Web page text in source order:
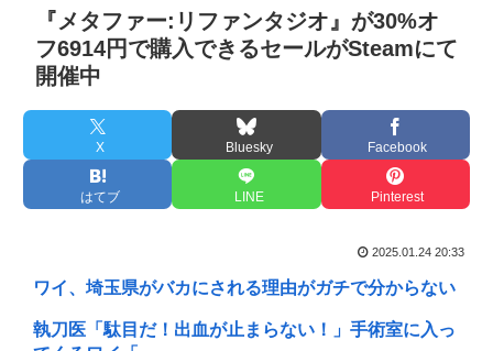
『メタファー:リファンタジオ』が30%オ
フ6914円で購入できるセールがSteamにて
開催中
X Bluesky Facebook
はてブ LINE Pinterest
2025.01.24 20:33
ワイ、埼玉県がバカにされる理由がガチで分からない
執刀医「駄目だ！出血が止まらない！」手術室に入っ